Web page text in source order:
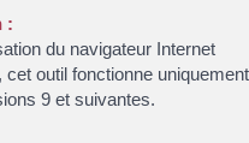
:
du navigateur Internet
cet outil fonctionne uniquement
9 et suivantes.